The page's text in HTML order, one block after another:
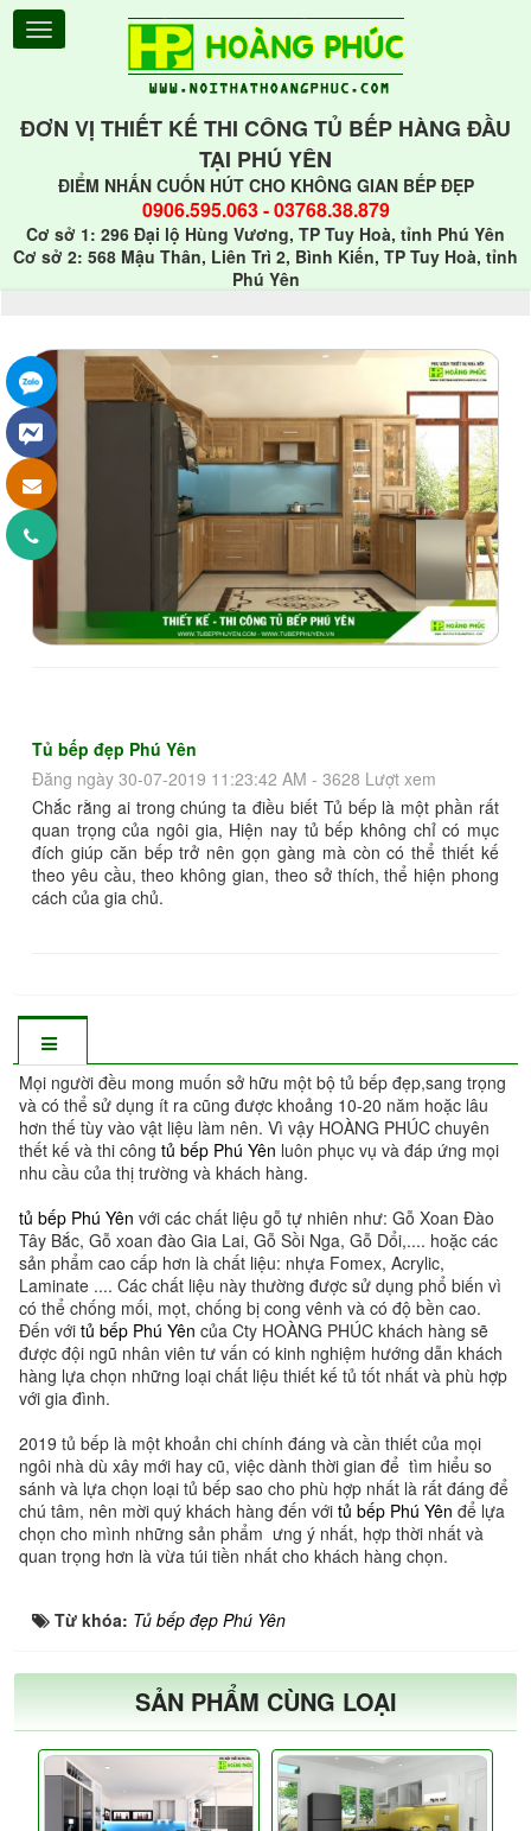
ĐƠN VỊ THIẾT KẾ THI CÔNG TỦ BẾP HÀNG ĐẦU
TẠI PHÚ YÊN
ĐIỂM NHẤN CUỐN HÚT CHO KHÔNG GIAN BẾP ĐẸP
0906.595.063-03768.38.879
Cơ sở 1: 296 Đại lộ Hùng Vương, TP Tuy Hoà, tỉnh Phú Yên
Cơ sở 2: 568 Mậu Thân, Liên Trì 2, Bình Kiến, TP Tuy Hoà, tỉnh
Phú Yên
Tủ bếp đẹp Phú Yên
Đăng ngày 30-07-2019 11:23:42 AM - 3628 Lượt xem
Chắc rằng ai trong chúng ta điều biết Tủ bếp là một phần rất
quan trọng của ngôi gia, Hiện nay tủ bếp không chỉ có mục
đích giúp căn bếp trở nên gọn gàng mà còn có thể thiết kế
theo yêu cầu, theo không gian, theo sở thích, thể hiện phong
cách của gia chủ.
Mọi người đều mong muốn sở hữu một bộ tủ bếp đẹp,sang trọng
và có thể sử dụng ít ra cũng được khoảng 10-20 năm hoặc lâu
hơn thế tùy vào vật liệu làm nên. Vì vậy HOÀNG PHÚC chuyên
thết kế và thi công tủ bếp Phú Yên luôn phục vụ và đáp ứng mọi
nhu cầu của thị trường và khách hàng.
tủ bếp Phú Yên với các chất liệu gỗ tự nhiên như: Gỗ Xoan Đào
Tây Bắc, Gỗ xoan đào Gia Lai, Gỗ Sồi Nga, Gỗ Dổi,.... hoặc các
sản phẩm cao cấp hơn là chất liệu: nhựa Fomex, Acrylic,
Laminate .... Các chất liệu này thường được sử dụng phổ biến vì
có thể chống mối, mọt, chống bị cong vênh và có độ bền cao.
Đến với tủ bếp Phú Yên của Cty HOÀNG PHÚC khách hàng sẽ
được đội ngũ nhân viên tư vấn có kinh nghiệm hướng dẫn khách
hàng lựa chọn những loại chất liệu thiết kế tủ tốt nhất và phù hợp
với gia đình.
2019 tủ bếp là một khoản chi chính đáng và cần thiết của mọi
ngôi nhà dù xây mới hay cũ, việc dành thời gian để tìm hiểu so
sánh và lựa chọn loại tủ bếp sao cho phù hợp nhất là rất đáng để
chú tâm, nên mời quý khách hàng đến với tủ bếp Phú Yên để lựa
chọn cho mình những sản phẩm ưng ý nhất, hợp thời nhất và
quan trọng hơn là vừa túi tiền nhất cho khách hàng chọn.
Từ khóa: Tủ bếp đẹp Phú Yên
SẢN PHẨM CÙNG LOẠI